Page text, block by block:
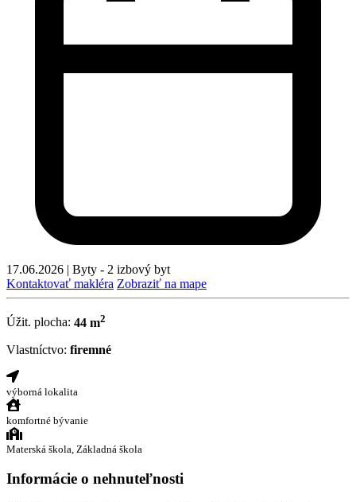
17.06.2026 | Byty - 2 izbový byt
Kontaktovať makléra Zobraziť na mape
Úžit. plocha: 44 m2
Vlastníctvo: firemné
výborná lokalita
komfortné bývanie
Materská škola, Základná škola
Informácie o nehnuteľnosti